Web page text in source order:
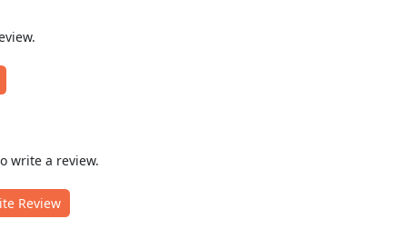
write a review.
Review